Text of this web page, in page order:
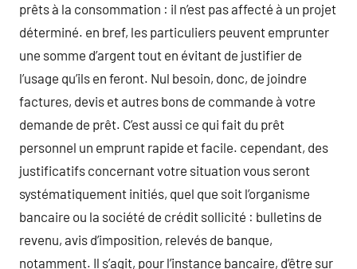
prêts à la consommation : il n’est pas affecté à un projet
déterminé. en bref, les particuliers peuvent emprunter
une somme d’argent tout en évitant de justifier de
l’usage qu’ils en feront. Nul besoin, donc, de joindre
factures, devis et autres bons de commande à votre
demande de prêt. C’est aussi ce qui fait du prêt
personnel un emprunt rapide et facile. cependant, des
justificatifs concernant votre situation vous seront
systématiquement initiés, quel que soit l’organisme
bancaire ou la société de crédit sollicité : bulletins de
revenu, avis d’imposition, relevés de banque,
notamment. Il s’agit, pour l’instance bancaire, d’être sur